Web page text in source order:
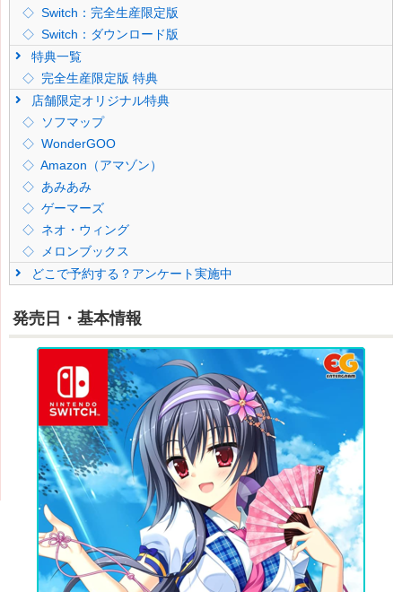
Switch：完全生産限定版
Switch：ダウンロード版
特典一覧
完全生産限定版 特典
店舗限定オリジナル特典
ソフマップ
WonderGOO
Amazon（アマゾン）
あみあみ
ゲーマーズ
ネオ・ウィング
メロンブックス
どこで予約する？アンケート実施中
発売日・基本情報